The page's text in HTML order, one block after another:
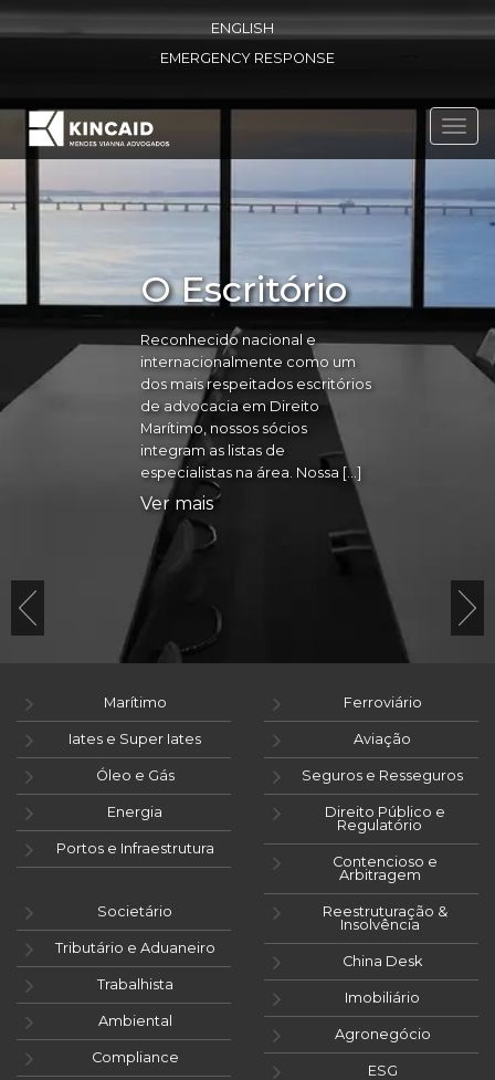
ENGLISH
EMERGENCY RESPONSE
O Escritório
Reconhecido nacional e
internacionalmente como um
dos mais respeitados escritórios
de advocacia em Direito
Marítimo, nossos sócios
integram as listas de
especialistas na área. Nossa […]
Ver mais
Marítimo
Iates e Super Iates
Óleo e Gás
Energia
Portos e Infraestrutura
Ferroviário
Aviação
Seguros e Resseguros
Direito Público e
Regulatório
Contencioso e
Arbitragem
Societário
Tributário e Aduaneiro
Trabalhista
Ambiental
Compliance
Reestruturação &
Insolvência
China Desk
Imobiliário
Agronegócio
ESG